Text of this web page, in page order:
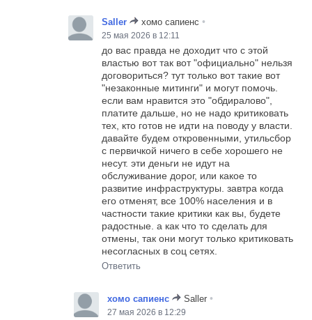
Saller хомо сапиенс •
25 мая 2026 в 12:11
до вас правда не доходит что с этой
властью вот так вот "официально" нельзя
договориться? тут только вот такие вот
"незаконные митинги" и могут помочь.
если вам нравится это "обдиралово",
платите дальше, но не надо критиковать
тех, кто готов не идти на поводу у власти.
давайте будем откровенными, утильсбор
с первичкой ничего в себе хорошего не
несут. эти деньги не идут на
обслуживание дорог, или какое то
развитие инфраструктуры. завтра когда
его отменят, все 100% населения и в
частности такие критики как вы, будете
радостные. а как что то сделать для
отмены, так они могут только критиковать
несогласных в соц сетях.
Ответить
хомо сапиенс Saller •
27 мая 2026 в 12:29